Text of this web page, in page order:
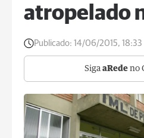
atropelado
Publicado: 14/06/2015, 18:33
Siga aRede no